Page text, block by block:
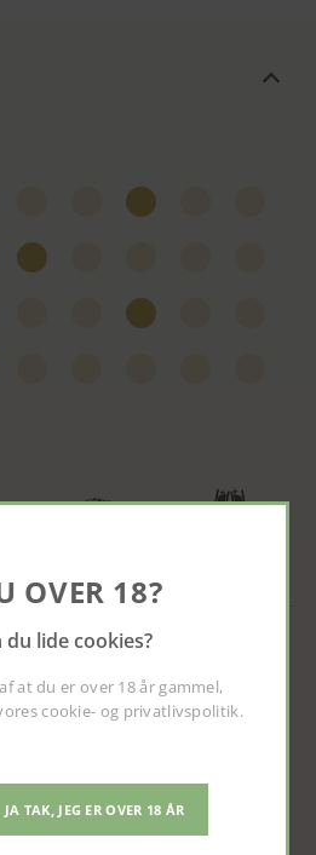
ferskner, citrus og et hint
er den livlig og balanceret
og en ren eftersmag med et
OVER 18?
du lide cookies?
at du er over 18 år gammel,
cookie- og privatlivspolitik.
JA TAK, JEG ER OVER 18 ÅR